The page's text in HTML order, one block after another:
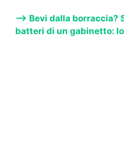
—-> Bevi dalla borraccia?
batteri di un gabinetto: